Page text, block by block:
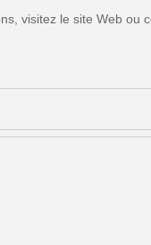
visitez le site Web ou